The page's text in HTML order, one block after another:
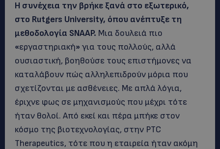
Η συνέχεια την βρήκε ξανά στο εξωτερικό,
στο Rutgers University, όπου ανέπτυξε τη
μεθοδολογία SNAAP. Μια δουλειά πιο
«εργαστηριακή» για τους πολλούς, αλλά
ουσιαστική, βοηθούσε τους επιστήμονες να
καταλάβουν πώς αλληλεπιδρούν μόρια που
σχετίζονται με ασθένειες. Με απλά λόγια,
έριχνε φως σε μηχανισμούς που μέχρι τότε
ήταν θολοί. Από εκεί και πέρα μπήκε στον
κόσμο της βιοτεχνολογίας, στην PTC
Therapeutics, τότε που η εταιρεία ήταν ακόμη